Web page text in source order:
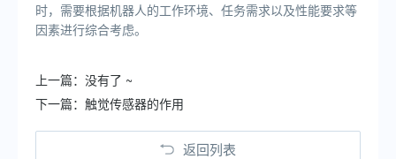
时，需要根据机器人的工作环境、任务需求以及性能要求等
因素进行综合考虑。
上一篇： 没有了 ~
下一篇： 触觉传感器的作用
返回列表